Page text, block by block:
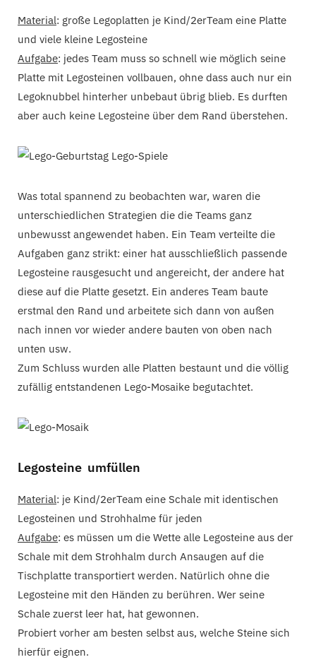
Material: große Legoplatten je Kind/2erTeam eine Platte
und viele kleine Legosteine
Aufgabe: jedes Team muss so schnell wie möglich seine
Platte mit Legosteinen vollbauen, ohne dass auch nur ein
Legoknubbel hinterher unbebaut übrig blieb. Es durften
aber auch keine Legosteine über dem Rand überstehen.
Was total spannend zu beobachten war, waren die
unterschiedlichen Strategien die die Teams ganz
unbewusst angewendet haben. Ein Team verteilte die
Aufgaben ganz strikt: einer hat ausschließlich passende
Legosteine rausgesucht und angereicht, der andere hat
diese auf die Platte gesetzt. Ein anderes Team baute
erstmal den Rand und arbeitete sich dann von außen
nach innen vor wieder andere bauten von oben nach
unten usw.
Zum Schluss wurden alle Platten bestaunt und die völlig
zufällig entstandenen Lego-Mosaike begutachtet.
Legosteine umfüllen
Material: je Kind/2erTeam eine Schale mit identischen
Legosteinen und Strohhalme für jeden
Aufgabe: es müssen um die Wette alle Legosteine aus der
Schale mit dem Strohhalm durch Ansaugen auf die
Tischplatte transportiert werden. Natürlich ohne die
Legosteine mit den Händen zu berühren. Wer seine
Schale zuerst leer hat, hat gewonnen.
Probiert vorher am besten selbst aus, welche Steine sich
hierfür eignen.